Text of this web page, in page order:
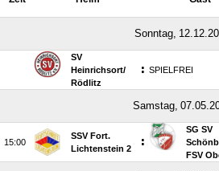

SV
Heinrichsort/​
Rödlitz
: SPIELFREI


SSV Fort.
Lichtenstein 2
:
SG SV
FSV